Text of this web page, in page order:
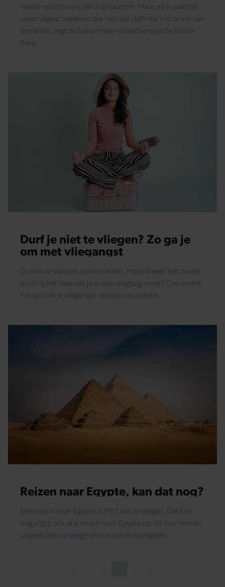
relatie na ontrouw van hun partner. Maar als je partner
vreemdgaat betekent dat niet per definitie het einde van
de relatie, zegt de beroemde relatietherapeute Esther
Perel.
Durf je niet te vliegen? Zo ga je
om met vliegangst
Droom je van een verre oorden, maar breekt het zweet
je uit bij het idee dat je in een vliegtuig moet? Dan wordt
het tijd om je vliegangst de baas te worden.
Reizen naar Egypte, kan dat nog?
Een visum naar Egypte is 24/7 aan te vragen. Dat kan
nog altijd, ook al is reizen naar Egypte op dit momenten
uitgesloten vanwege de corona-maatregelen.